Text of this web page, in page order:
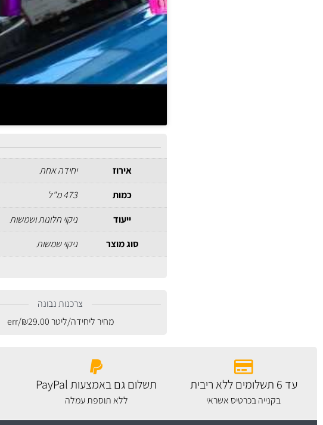
אירוז
יחידה אחת
כמות
473 מ"ל
ייעוד
ניקוי חלונות ושמשות
סוג מוצר
ניקוי שמשות
צרכנות נבונה
מחיר ליחידה/ליטר
₪29.00
/err
עד 6 תשלומים ללא ריבית
בקנייה בכרטיס אשראי
תשלום גם באמצעות PayPal
ללא תוספת עמלה